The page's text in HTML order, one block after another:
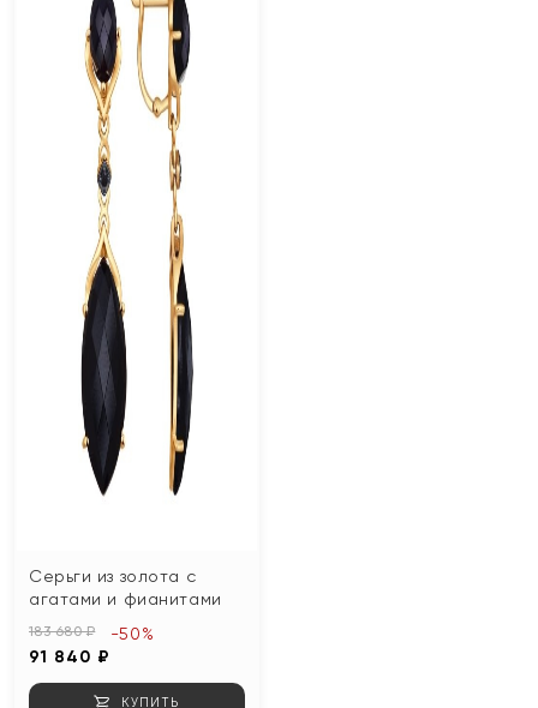
Серьги из золота с
агатами и фианитами
183 680 ₽
91 840 ₽
-50%
КУПИТЬ